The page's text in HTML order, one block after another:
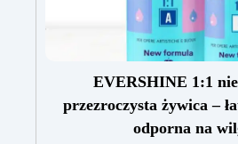
EVERSHINE 1:1
przezroczysta żywica –
odporna na